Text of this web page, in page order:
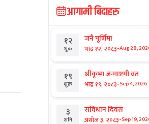
आगामी बिदाहरु
१२
शुक्र
जनै पूर्णिमा
भाद्र १२, २०८३-Aug 28,
१९
शुक्र
श्रीकृष्ण जन्माष्टमी व्रत
भाद्र १९, २०८३-Sep 4, 2026
३
शनि
संविधान दिवस
असोज ३, २०८३-Sep 19,